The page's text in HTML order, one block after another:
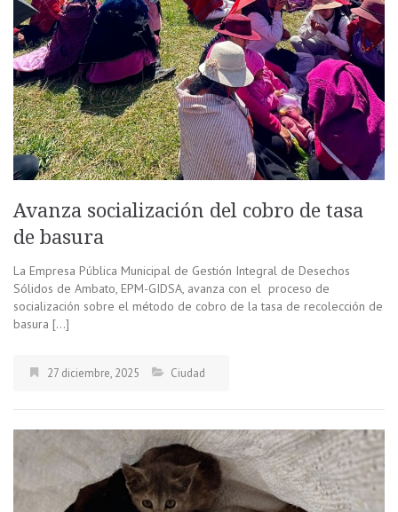
Avanza socialización del cobro de tasa
de basura
La Empresa Pública Municipal de Gestión Integral de Desechos
Sólidos de Ambato, EPM-GIDSA, avanza con el proceso de
socialización sobre el método de cobro de la tasa de recolección de
basura […]
27 diciembre, 2025 Ciudad